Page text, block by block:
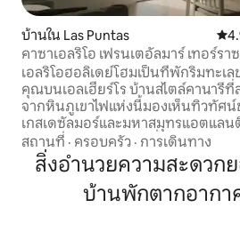
บ้านใน Las Puntas คะ
คาซาเอลริโอ เฟรนเตอัลมาร์ เทอร์รา
ตาส
เอลริโอฮอลิเดย์โฮมเป็นที่พักริมทะเล
คุณบนเอลเฮียร์โร บ้านสไตล์คานารีที่
จากหินภูเขาไฟแห่งนี้มองเห็นทิวทัศน์
เกสเดซัลมอร์และมหาสมุทรแอตแลน
ผ่อนคลายไปกับเสียงคลื่นบนระเบียงพ
ห้องอาบแดดและบาร์บีคิว หรือว่ายน้ำ
ชาร์โกเอลริโอที่อยู่ใกล้เคียง ตรงข้าม
Hotel Punta Grande ที่โดดเด่นมีห้อ
สถานที่ · ครอบครัว · การเดินทาง
สิ่งอำนวยความสะดวก
บ้านพักตากอากา